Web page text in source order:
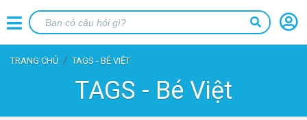
TRANG CHỦ TAGS - BÉ VIỆT
TAGS - Bé Việt